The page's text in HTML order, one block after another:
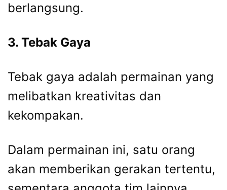
berlangsung.
3. Tebak Gaya
Tebak gaya adalah permainan yang
melibatkan kreativitas dan
kekompakan.
Dalam permainan ini, satu orang
akan memberikan gerakan tertentu,